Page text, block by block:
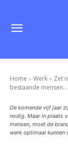
Home Werk
Zet
bestaande mensen...
De komende vijf jaar
nodig. Maar in plaats
mensen, moet de
werk optimaal kunnen